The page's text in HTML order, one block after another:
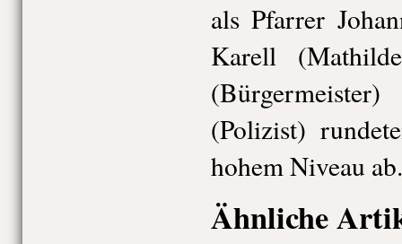
als Pfarrer
Karell
(Polizist)
hohem Niveau ab.
Ähnliche